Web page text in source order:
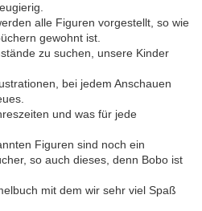
alle Figuren vorgestellt, so wie
gewohnt ist.
zu suchen, unsere Kinder
bei jedem Anschauen
und was für jede
Figuren sind noch ein
so auch dieses, denn Bobo ist
mit dem wir sehr viel Spaß